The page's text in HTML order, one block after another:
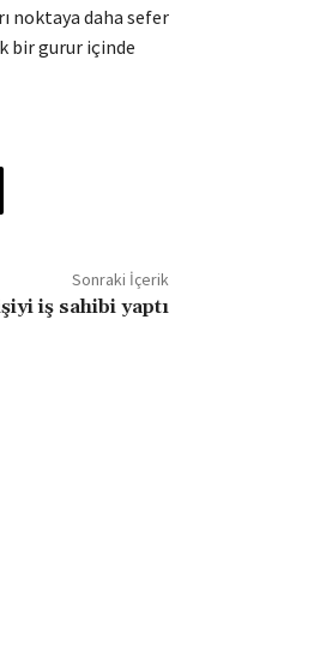
noktaya daha sefer
bir gurur içinde
Sonraki İçerik
iş sahibi yaptı